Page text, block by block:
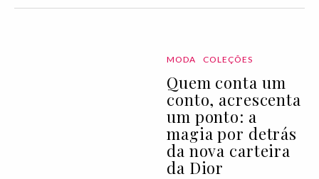
MODA COLEÇÕES
Quem conta um
conto, acrescenta
um ponto: a
magia por detrás
da nova carteira
da Dior